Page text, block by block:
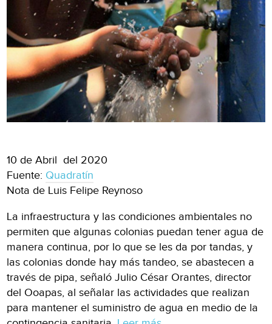
10 de Abril del 2020
Fuente: Quadratín
Nota de Luis Felipe Reynoso
La infraestructura y las condiciones ambientales no
permiten que algunas colonias puedan tener agua de
manera continua, por lo que se les da por tandas, y
las colonias donde hay más tandeo, se abastecen a
través de pipa, señaló Julio César Orantes, director
del Ooapas, al señalar las actividades que realizan
para mantener el suministro de agua en medio de la